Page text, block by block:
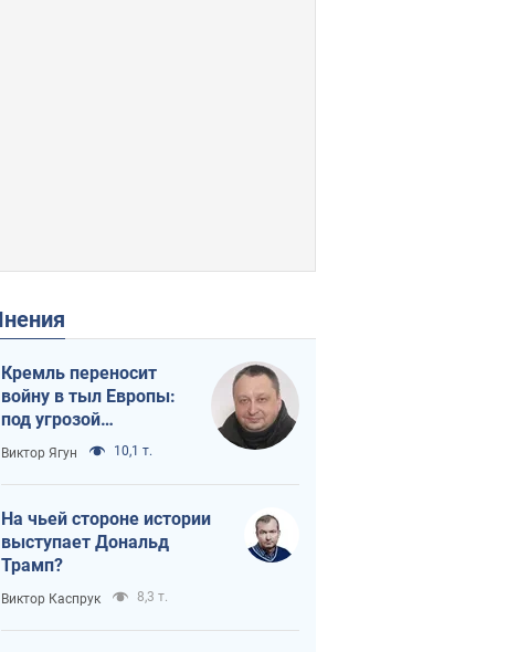
Мнения
Кремль переносит
войну в тыл Европы:
под угрозой
критическая
логистика
Виктор Ягун 10,1 т.
На чьей стороне истории
выступает Дональд
Трамп?
Виктор Каспрук 8,3 т.